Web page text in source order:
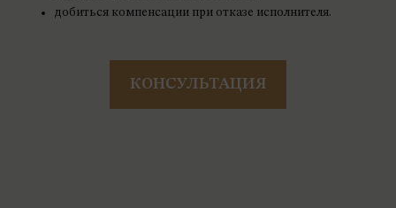
КОНСУЛЬТАЦИЯ
добиться компенсации при отказе исполнителя.